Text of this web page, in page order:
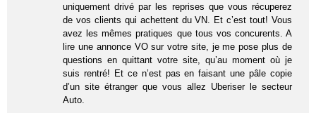
uniquement drivé par les reprises que vous récuperez
de vos clients qui achettent du VN. Et c’est tout! Vous
avez les mêmes pratiques que tous vos concurents. A
lire une annonce VO sur votre site, je me pose plus de
questions en quittant votre site, qu’au moment où je
suis rentré! Et ce n’est pas en faisant une pâle copie
d’un site étranger que vous allez Uberiser le secteur
Auto.